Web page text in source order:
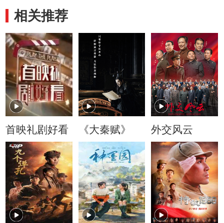
相关推荐
首映礼剧好看 《大秦赋》 外交风云